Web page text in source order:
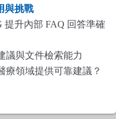
與挑戰
提升內部 FAQ 回答準確
議與文件檢索能力
療領域提供可靠建議？